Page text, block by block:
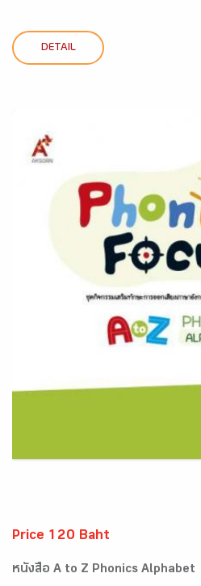
DETAIL
Price 120 Baht
หนังสือ A to Z Phonics Alphabet